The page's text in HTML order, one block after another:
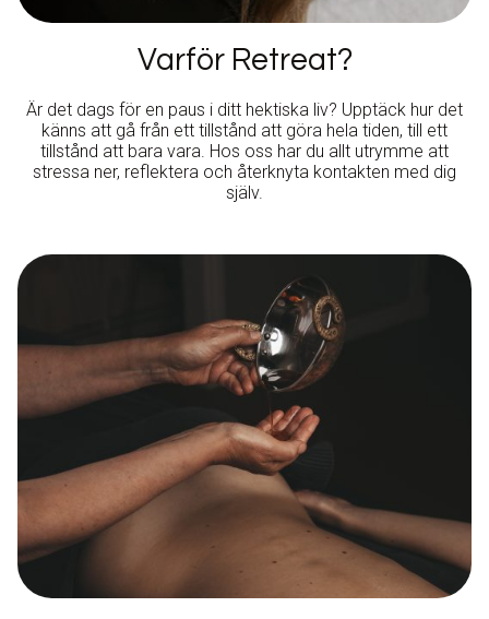
Varför Retreat?
Är det dags för en paus i ditt hektiska liv? Upptäck hur det
känns att gå från ett tillstånd att göra hela tiden, till ett
tillstånd att bara vara. Hos oss har du allt utrymme att
stressa ner, reflektera och återknyta kontakten med dig
själv.